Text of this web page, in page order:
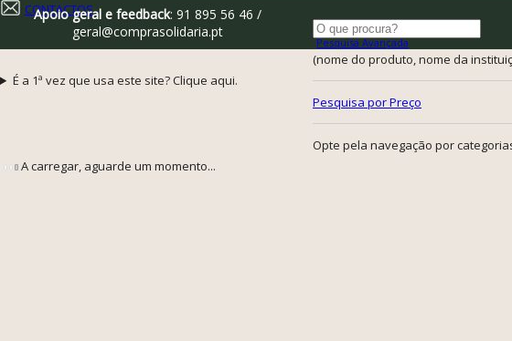
CONTACTOS
Pesquisa Avançada
(nome do produto, nome da
Pesquisa por Preço
Opte pela navegação por
Apoio geral e feedback: 91 895 56 46 /
geral@comprasolidaria.pt
É a 1ª vez que usa este site? Clique aqui.
A carregar, aguarde um momento...